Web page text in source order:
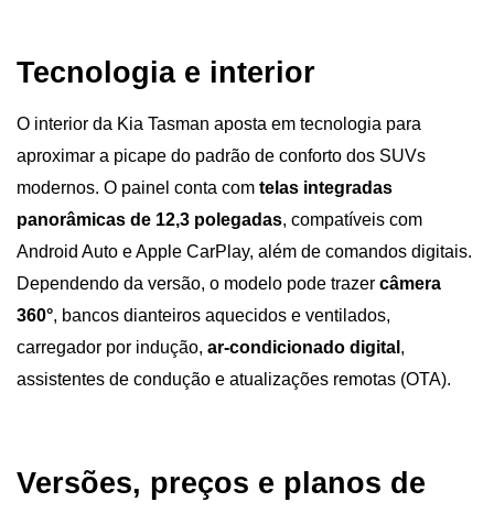
Tecnologia e interior
O interior da Kia Tasman aposta em tecnologia para
aproximar a picape do padrão de conforto dos SUVs
modernos. O painel conta com telas integradas
panorâmicas de 12,3 polegadas, compatíveis com
Android Auto e Apple CarPlay, além de comandos digitais.
Dependendo da versão, o modelo pode trazer câmera
360°, bancos dianteiros aquecidos e ventilados,
carregador por indução, ar-condicionado digital ,
assistentes de condução e atualizações remotas (OTA).
Versões, preços e planos de